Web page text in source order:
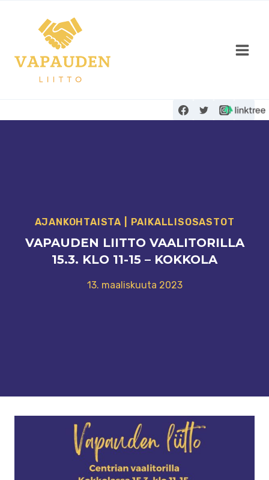
sisältöön
AJANKOHTAISTA PAIKALLISOSASTOT
VAPAUDEN LIITTO VAALITORILLA
15.3. KLO 11-15 – KOKKOLA
13. maaliskuuta 2023